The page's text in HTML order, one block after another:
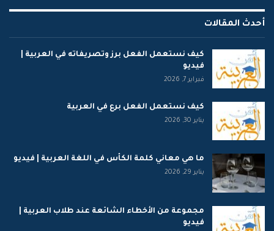
أحدث المقالات
كيف نستعمل الفعل برز وتصريفاته في العربية |
فيديو
فبراير 7, 2026
كيف نستعمل الفعل برع في العربية
يناير 30, 2026
ما هي معاني كلمة الكأس في اللغة العربية | فيديو
يناير 29, 2026
مجموعة من الأخطاء الشائعة عند طلاب العربية |
فيديو